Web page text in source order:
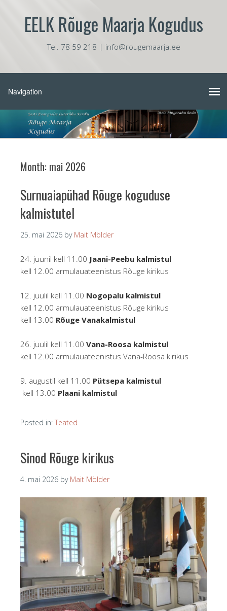
EELK Rõuge Maarja Kogudus
Tel. 78 59 218 | info@rougemaarja.ee
Month: mai 2026
Surnuaiapühad Rõuge koguduse
kalmistutel
25. mai 2026 by Mait Mölder
24. juunil kell 11.00 Jaani-Peebu kalmistul
kell 12.00 armulauateenistus Rõuge kirikus
12. juulil kell 11.00 Nogopalu kalmistul
kell 12.00 armulauateenistus Rõuge kirikus
kell 13.00 Rõuge Vanakalmistul
26. juulil kell 11.00 Vana-Roosa kalmistul
kell 12.00 armulauateenistus Vana-Roosa kirikus
9. augustil kell 11.00 Pütsepa kalmistul
kell 13.00 Plaani kalmistul
Posted in: Teated
Sinod Rõuge kirikus
4. mai 2026 by Mait Mölder